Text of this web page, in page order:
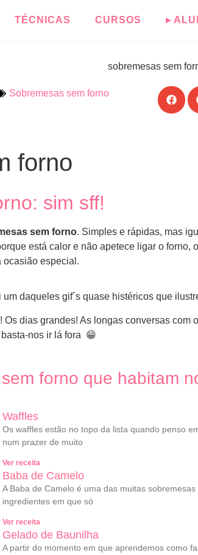
TÉCNICAS CURSOS ▸
Sobremesas sem forno
forno
sim sff!
sem forno. Simples e rápidas, mas
está calor e não apetece ligar o
ocasião especial.
daqueles gif´s quase histéricos que
Os dias grandes! As longas conversas
nos ir lá fora 😁
forno que habitam
Waffles
Os waffles estão no topo da lista quando penso
num prazer de muito
Ver receita
Baba de Camelo
A Baba de Camelo é uma das muitas
ingredientes em que só
Ver receita
Gelado de Baunilha
A partir do momento em que aprendemos como